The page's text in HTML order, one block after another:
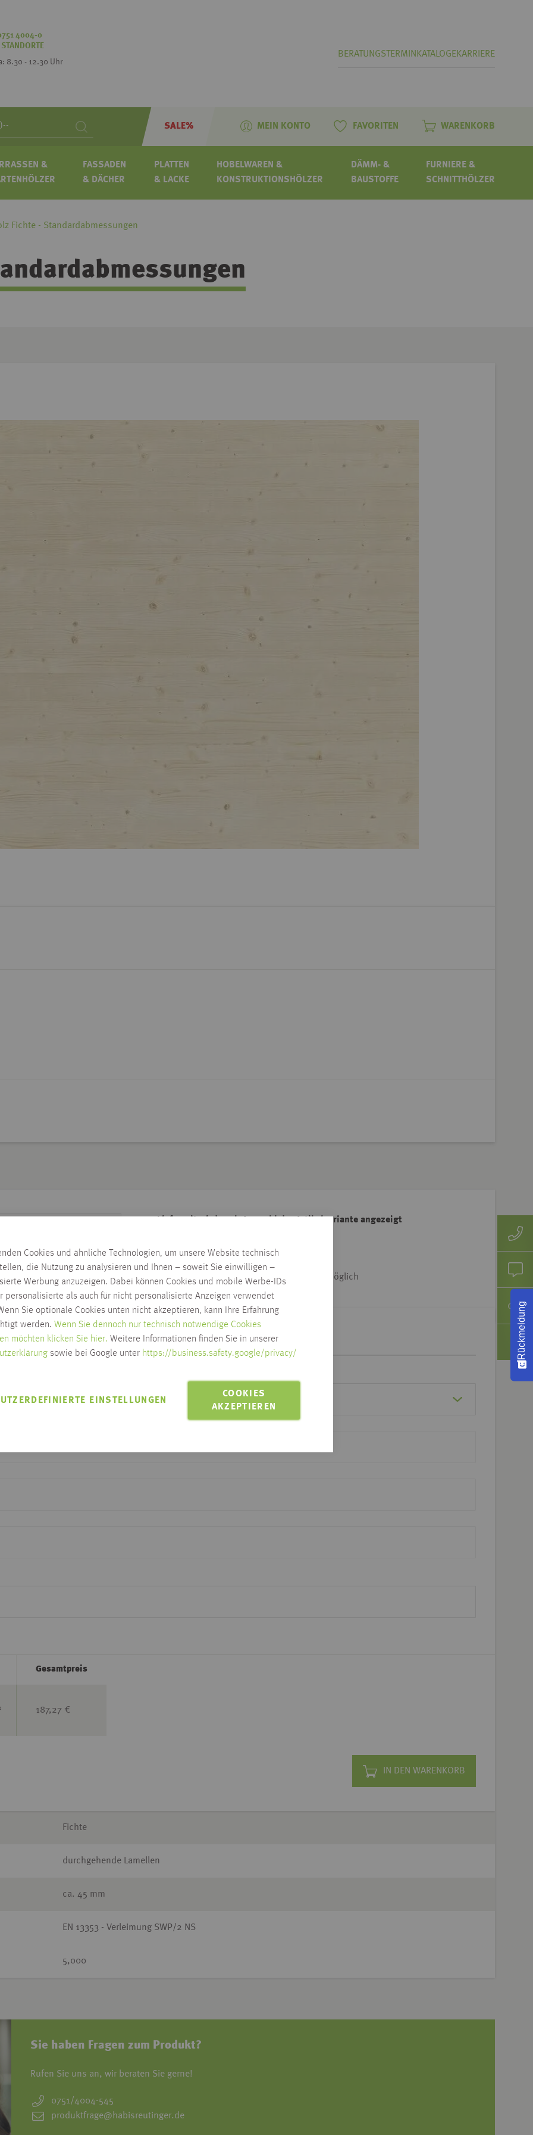
Cookies und ähnliche Technologien, um unsere Website technisch
die Nutzung zu analysieren und Ihnen – soweit Sie einwilligen –
Werbung anzuzeigen. Dabei können Cookies und mobile Werbe-IDs
personalisierte als auch für nicht personalisierte Anzeigen verwendet
Sie optionale Cookies unten nicht akzeptieren, kann Ihre Erfahrung
werden. Wenn Sie dennoch nur technisch notwendige Cookies
möchten klicken Sie hier. Weitere Informationen finden Sie in unserer
sowie bei Google unter https://business.safety.google/privacy/
COOKIES
AKZEPTIEREN
EINSTELLUNGEN
4004-0
STANDORTE
8.30 - 12.30 Uhr
BERATUNGSTERMIN KATALOGEKARRIERE
SALE% MEIN KONTO FAVORITEN WARENKORB
&
FASSADEN
& DÄCHER
PLATTEN
& LACKE
HOBELWAREN &
KONSTRUKTIONSHÖLZER
DÄMM- &
BAUSTOFFE
FURNIERE &
SCHNITTHÖLZER
Fichte - Standardabmessungen
Sie haben Fragen zum Produkt?
Rufen Sie uns an, wir beraten Sie gerne!
0751/4004-545
produktfrage@habisreutinger.de
Lieferzeit wird nach Auswahl der Artikelvariante angezeigt
LIEFERN AN 88250
Lieferung innerhalb Habis-Gebiet & Dtl.-weit möglich
Click & Collect möglich
EINEM KLICKaussuchen
Gesamtpreis
187,27 €
IN DEN WARENKORB
Fichte
durchgehende Lamellen
ca. 45 mm
EN 13353 - Verleimung SWP/2 NS
5,000
Rückmeldung